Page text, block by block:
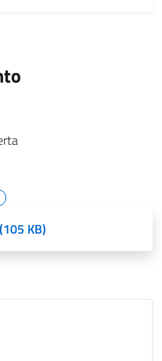
KB)